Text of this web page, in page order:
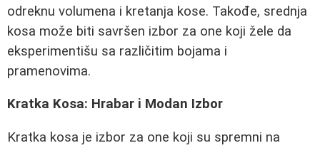
odreknu volumena i kretanja kose. Takođe, srednja
kosa može biti savršen izbor za one koji žele da
eksperimentišu sa različitim bojama i
pramenovima.
Kratka Kosa: Hrabar i Modan Izbor
Kratka kosa je izbor za one koji su spremni na